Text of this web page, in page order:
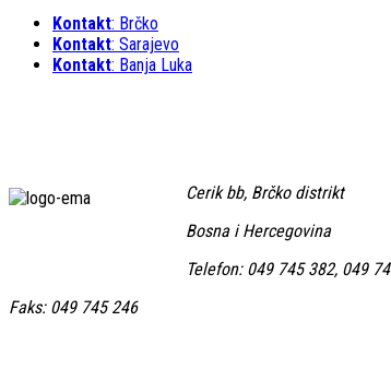
Kontakt: Brčko
Kontakt: Sarajevo
Kontakt: Banja Luka
Cerik bb, Brčko distrikt
Bosna i Hercegovina
Telefon: 049 745 382, 049
Faks: 049 745 246